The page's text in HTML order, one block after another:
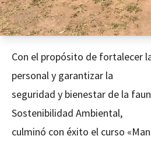
Con el propósito de fortalecer
personal y garantizar la
seguridad y bienestar de la
Sostenibilidad Ambiental,
culminó con éxito el curso